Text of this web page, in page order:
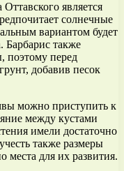
является
солнечные
вариантом будет
Барбарис также
поэтому перед
добавив песок
можно приступить к
между кустами
имели достаточно
также размеры
места для их развития.